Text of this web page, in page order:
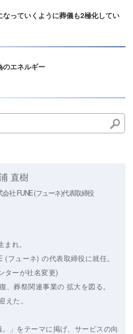
なっていくように葬儀も2極化してい
のエネルギー
直樹
会社 FUNE (フューネ)代表取締役
れ。
フューネ) の代表取締役に就任。
ターが社名変更)
、葬祭関連事業の 拡大を図る。
た。
」をテーマに掲げ、サービスの向